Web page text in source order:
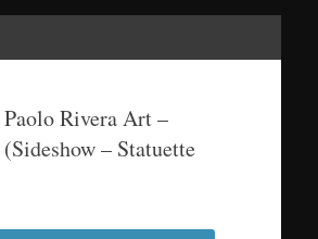
Rivera Art –
– Statuette